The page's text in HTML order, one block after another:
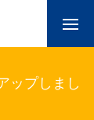
プしまし